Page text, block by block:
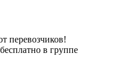
перевозчиков!
в группе